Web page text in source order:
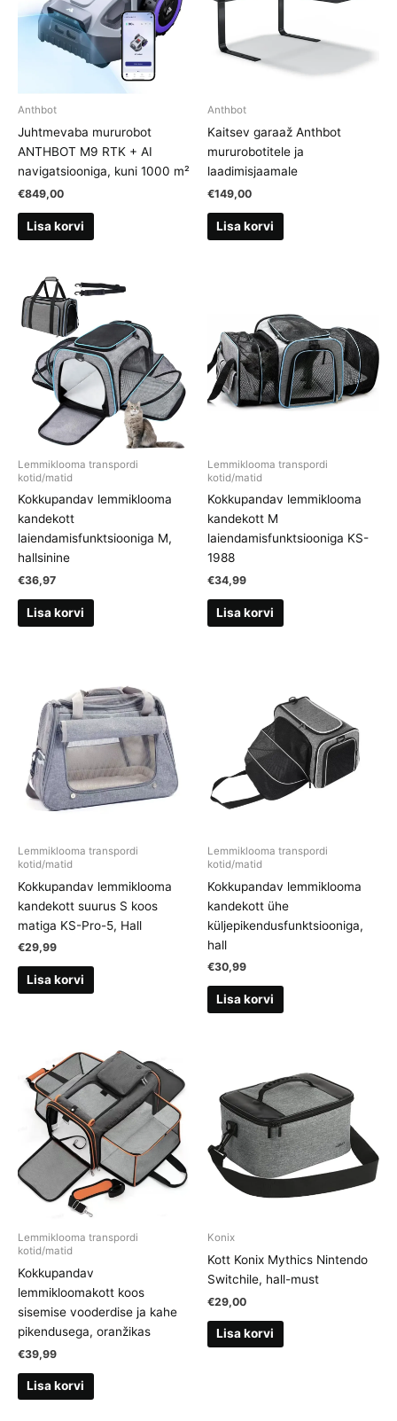
Anthbot
Juhtmevaba mururobot
ANTHBOT M9 RTK + AI
navigatsiooniga, kuni 1000 m²
€849,00
Lisa korvi
Anthbot
Kaitsev garaaž Anthbot
mururobotitele ja
laadimisjaamale
€149,00
Lisa korvi
Lemmiklooma transpordi
kotid/matid
Kokkupandav lemmiklooma
kandekott
laiendamisfunktsiooniga M,
hallsinine
€36,97
Lisa korvi
Lemmiklooma transpordi
kotid/matid
Kokkupandav lemmiklooma
kandekott M
laiendamisfunktsiooniga KS-
1988
€34,99
Lisa korvi
Lemmiklooma transpordi
kotid/matid
Kokkupandav lemmiklooma
kandekott suurus S koos
matiga KS-Pro-5, Hall
€29,99
Lisa korvi
Lemmiklooma transpordi
kotid/matid
Kokkupandav lemmiklooma
kandekott ühe
küljepikendusfunktsiooniga,
hall
€30,99
Lisa korvi
Lemmiklooma transpordi
kotid/matid
Kokkupandav
lemmikloomakott koos
sisemise vooderdise ja kahe
pikendusega, oranžikas
€39,99
Lisa korvi
Konix
Kott Konix Mythics Nintendo
Switchile, hall-must
€29,00
Lisa korvi